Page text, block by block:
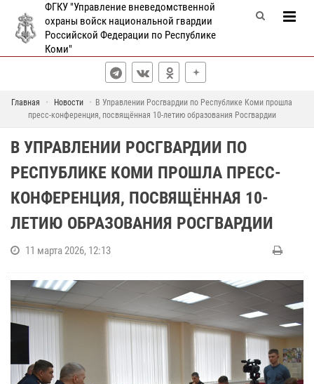
ФГКУ "Управление вневедомственной
охраны войск национальной гвардии
Российской Федерации по Республике
Коми"
Главная Новости
В Управлении Росгвардии по Республике Коми прошла
пресс-конференция, посвящённая 10-летию образования Росгвардии
В УПРАВЛЕНИИ РОСГВАРДИИ ПО
РЕСПУБЛИКЕ КОМИ ПРОШЛА ПРЕСС-
КОНФЕРЕНЦИЯ, ПОСВЯЩЁННАЯ 10-
ЛЕТИЮ ОБРАЗОВАНИЯ РОСГВАРДИИ
11 марта 2026, 12:13